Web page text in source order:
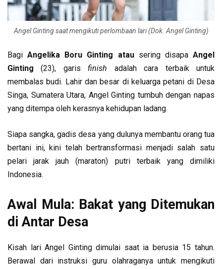
Angel Ginting saat mengikuti perlombaan lari (Dok. Angel Ginting)
BagiAngelika Boru Ginting atau sering disapaAngel
Ginting (23), garisfinish adalah cara terbaik untuk
membalas budi. Lahir dan besar di keluarga petani di Desa
Singa, Sumatera Utara, Angel Ginting tumbuh dengan napas
yang ditempa oleh kerasnya kehidupan ladang.
Siapa sangka, gadis desa yang dulunya membantu orang tua
bertani ini, kini telah bertransformasi menjadi salah satu
pelari jarak jauh (maraton) putri terbaik yang dimiliki
Indonesia.
Awal Mula: Bakat yang Ditemukan
di Antar Desa
Kisah lari Angel Ginting dimulai saat ia berusia 15 tahun.
Berawal dari instruksi guru olahraganya untuk mengikuti